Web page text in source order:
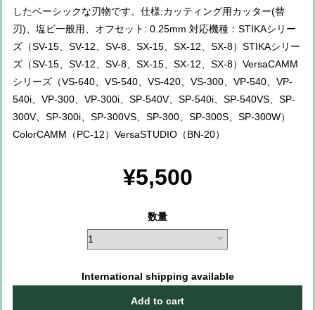
したベーシックな刃物です。仕様:カッティング用カッター(替
刃)、塩ビ一般用、オフセット: 0.25mm 対応機種：STIKAシリー
ズ（SV-15、SV-12、SV-8、SX-15、SX-12、SX-8）STIKAシリー
ズ（SV-15、SV-12、SV-8、SX-15、SX-12、SX-8）VersaCAMM
シリーズ（VS-640、VS-540、VS-420、VS-300、VP-540、VP-
540i、VP-300、VP-300i、SP-540V、SP-540i、SP-540VS、SP-
300V、SP-300i、SP-300VS、SP-300、SP-300S、SP-300W）
ColorCAMM（PC-12）VersaSTUDIO（BN-20）
¥5,500
数量
International shipping available
Add to cart